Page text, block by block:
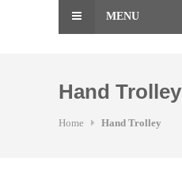
MENU
Hand Trolley
Home Hand Trolley